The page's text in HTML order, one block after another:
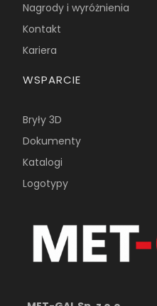
Nagrody i wyróżnienia
Kontakt
Kariera
WSPARCIE
Bryły 3D
Dokumenty
Katalogi
Logotypy